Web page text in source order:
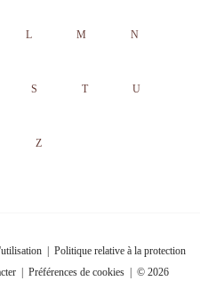
L M N
S T U
Z
Politique relative à la protection
| Préférences de cookies| © 2026